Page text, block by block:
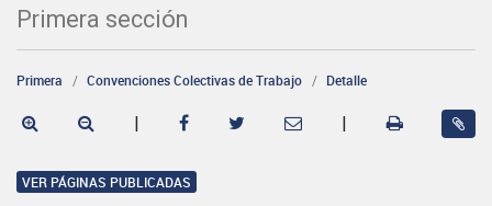
Primera sección
Primera Convenciones Colectivas de Trabajo Detalle
| |
VER PÁGINAS PUBLICADAS